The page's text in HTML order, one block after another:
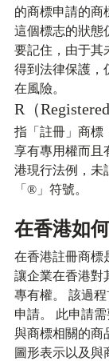
的商標申請的商
這個標志的狀態
要記住，由于其
得到法律保護，
在風險。
R（Registered
指「註冊」商標
享有專用權而且
港現行法例，未
「®」符號。
在香港如
在香港註冊商標
讓企業在香港對
專有權。 該過
申請。 此申請
與商標相關的商
圖形表示以及與